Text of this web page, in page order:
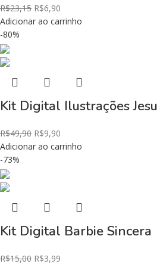
R$23,15 R$6,90
Adicionar ao carrinho
-80%
Kit Digital Ilustrações
R$49,90 R$9,90
Adicionar ao carrinho
-73%
Kit Digital Barbie Sincera
R$15,00 R$3,99